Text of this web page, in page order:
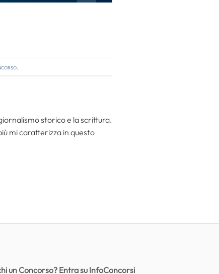
.
storico e la scrittura.
mi caratterizza in questo
un Concorso? Entra su InfoConcorsi